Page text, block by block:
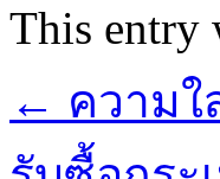
This entry
← ความ